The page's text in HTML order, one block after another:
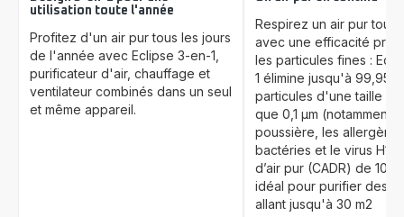
utilisation toute l'année
Profitez d'un air pur tous les jours
de l'année avec Eclipse 3-en-1,
purificateur d'air, chauffage et
ventilateur combinés dans un seul
et même appareil.
Respirez un air pur
avec une efficacité
les particules fines :
1 élimine jusqu'à 99,95
particules d'une taille
que 0,1 µm (notamment la
poussière, les
bactéries et le virus
d’air pur (CADR) de 107
idéal pour purifier des
allant jusqu'à 30 m2